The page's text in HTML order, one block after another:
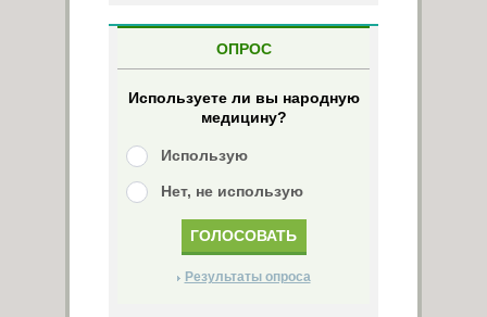
ОПРОС
Используете ли вы народную
медицину?
Использую
Нет, не использую
Результаты опроса